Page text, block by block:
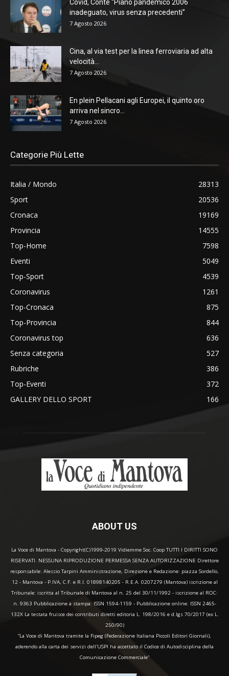
Covid, Conte “Piano pandemico 2006
inadeguato, virus senza precedenti”
7 Agosto 2026
Cina, al via test per la linea ferroviaria ad alta
velocità...
7 Agosto 2026
En plein Pellacani agli Europei, il quinto oro
arriva nel sincro...
7 Agosto 2026
Categorie Più Lette
Italia / Mondo
28313
Sport
20536
Cronaca
19169
Provincia
14555
Top-Home
7598
Eventi
5049
Top-Sport
4539
Coronavirus
1261
Top-Cronaca
875
Top-Provincia
844
Coronavirus top
636
Senza categoria
527
Rubriche
386
Top-Eventi
372
GALLERY DELLO SPORT
166
ABOUT US
La Voce di Mantova - Copyright(C)1999-2019 Vidiemme Soc. Coop TUTTI I DIRITTI SONO
RISERVATI. NESSUNA RIPRODUZIONE PERMESSA SENZA AUTORIZZAZIONE Direttore
responsabile: Alessio Tarpini Amministrazione, Direzione e Redazione: piazza Sordello,
12 - Mantova - P.IVA, C.F. e R.I. 01898140205 - R.E.A. 0207279 (Mantova) iscrizione al
Tribunale: iscritta al Tribunale di Mantova al n. 25 del 30/11/1992 - iscrizione al ROC:
n. 9363 Pubblicazione a stampa: ISSN 1594-1159 - Pubblicazione online: ISSN 2465-
132X La testata fruisce dei contributi diretti editoria L. 198/2016 e d.lgs 70/2017 (ex L.
250/90)
“La Voce di Mantova tramite la Fipeg (Federazione Italiana Piccoli Editori Giornali),
aderendo alla carta dei servizi dell'USPI ha accettato il Codice di Autodisciplina della
Comunicazione Commerciale"